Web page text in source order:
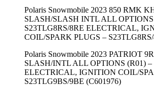
Polaris Snowmobile 2023 850 RMK
SLASH/SLASH INTL ALL OPTIONS
S23TLG8RS/8RE ELECTRICAL,
COIL/SPARK PLUGS –
Polaris Snowmobile 2023 PATRIOT
SLASH/INTL ALL OPTIONS (R01) –
ELECTRICAL, IGNITION COIL/
S23TLG9BS/9BE (C601976)